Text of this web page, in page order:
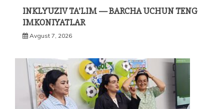
INKLYUZIV TA’LIM — BARCHA UCHUN TENG
IMKONIYATLAR
Avgust 7, 2026